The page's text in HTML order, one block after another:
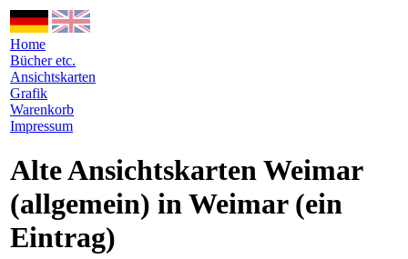
Home
Bücher etc.
Ansichtskarten
Grafik
Warenkorb
Impressum
Alte Ansichtskarten Weimar
(allgemein) in Weimar(ein
Eintrag)